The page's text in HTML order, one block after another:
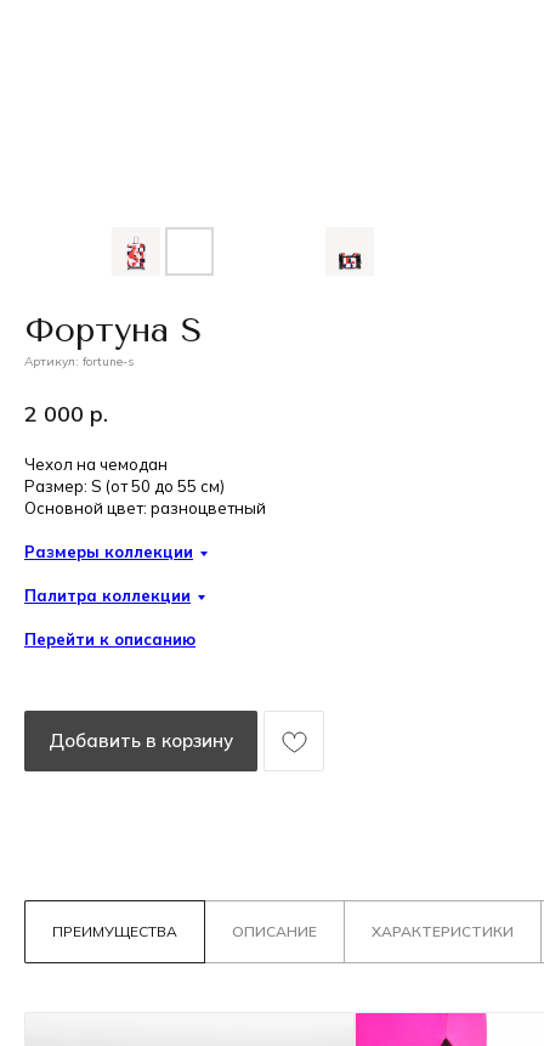
Фортуна S
Артикул: fortune-s
2 000 р.
Чехол на чемодан
Размер: S (от 50 до 55 см)
Основной цвет: разноцветный
Размеры коллекции
Палитра коллекции
Перейти к описанию
Добавить в корзину
ПРЕИМУЩЕСТВА ОПИСАНИЕ ХАРАКТЕРИСТИКИ